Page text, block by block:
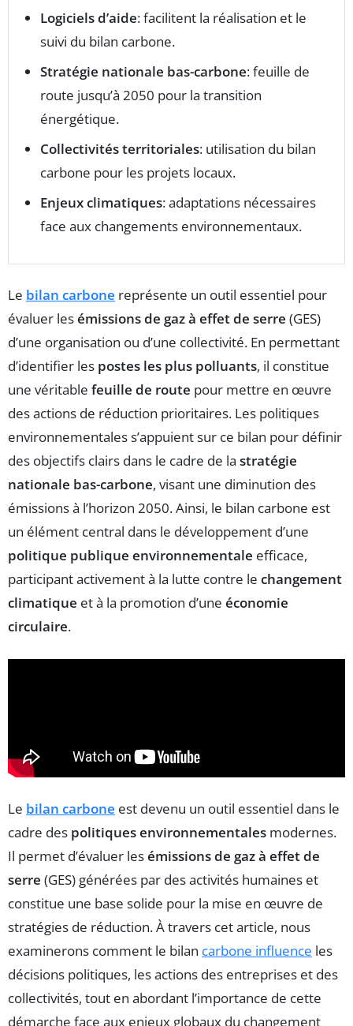
Logiciels d’aide: facilitent la réalisation et le
suivi du bilan carbone.
Stratégie nationale bas-carbone: feuille de
route jusqu’à 2050 pour la transition
énergétique.
Collectivités territoriales: utilisation du bilan
carbone pour les projets locaux.
Enjeux climatiques: adaptations nécessaires
face aux changements environnementaux.
Le bilan carbone représente un outil essentiel pour
évaluer lesémissions de gaz à effet de serre (GES)
d’une organisation ou d’une collectivité. En permettant
d’identifier les postes les plus polluants, il constitue
une véritable feuille de route pour mettre en œuvre
des actions de réduction prioritaires. Les politiques
environnementales s’appuient sur ce bilan pour définir
des objectifs clairs dans le cadre de la stratégie
nationale bas-carbone, visant une diminution des
émissions à l’horizon 2050. Ainsi, le bilan carbone est
un élément central dans le développement d’une
politique publique environnementale efficace,
participant activement à la lutte contre le changement
climatique et à la promotion d’une économie
circulaire.
Le bilan carbone est devenu un outil essentiel dans le
cadre des politiques environnementales modernes.
Il permet d’évaluer lesémissions de gaz à effet de
serre (GES) générées par des activités humaines et
constitue une base solide pour la mise en œuvre de
stratégies de réduction. À travers cet article, nous
examinerons comment le bilan carbone influence les
décisions politiques, les actions des entreprises et des
collectivités, tout en abordant l’importance de cette
démarche face aux enjeux globaux du changement